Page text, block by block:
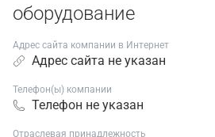
оборудование
Адрес сайта компании в Интернет
Адрес сайта не указан
Телефон(ы) компании
Телефон не указан
Отраслевая принадлежность